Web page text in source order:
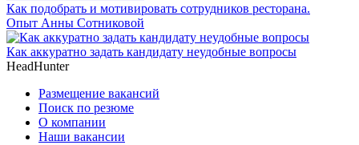
Как подобрать и мотивировать сотрудников ресторана.
Опыт Анны Сотниковой
Как аккуратно задать кандидату неудобные вопросы
HeadHunter
Размещение вакансий
Поиск по резюме
О компании
Наши вакансии